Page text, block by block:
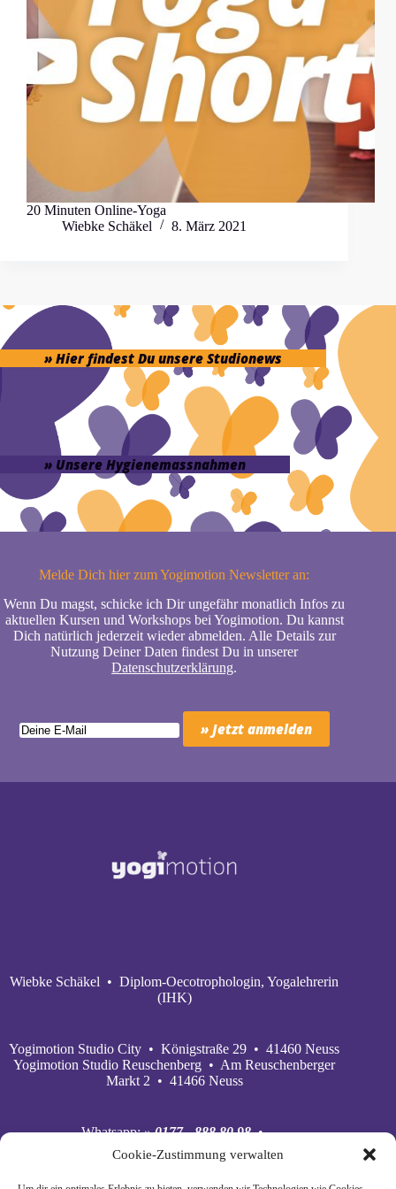
Cookie-Zustimmung verwalten
20 Minuten Online-Yoga
Wiebke Schäkel
8. März 2021
» Hier findest Du unsere Studionews
» Unsere Hygienemassnahmen
Melde Dich hier zum Yogimotion Newsletter an:
Wenn Du magst, schicke ich Dir ungefähr monatlich Infos zu
aktuellen Kursen und Workshops bei Yogimotion. Du kannst
Dich natürlich jederzeit wieder abmelden. Alle Details zur
Nutzung Deiner Daten findest Du in unserer
Datenschutzerklärung.
Wiebke Schäkel • Diplom-Oecotrophologin, Yogalehrerin
(IHK)
Yogimotion Studio City • Königstraße 29 • 41460 Neuss
Yogimotion Studio Reuschenberg • Am Reuschenberger
Markt 2 • 41466 Neuss
Whatsapp:» 0177 - 888 80 98•
Mobil:
» 0177 - 888 80 98
E‑Mail:» wiebke@yogimotion.de•